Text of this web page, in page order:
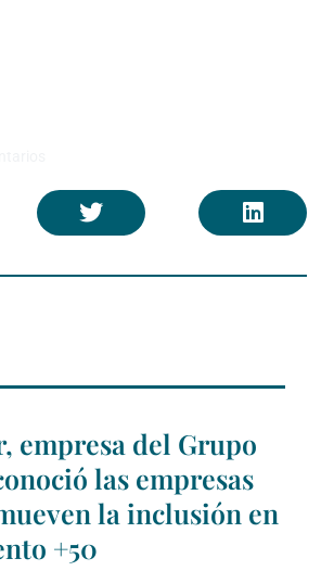
empresa del Grupo
las empresas
la inclusión en
+50